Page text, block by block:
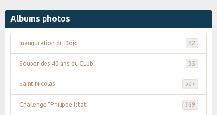
Albums photos
Inauguration du Dojo 42
Souper des 40 ans du CLub 35
Saint Nicolas 607
Challenge "Philippe Istat" 369